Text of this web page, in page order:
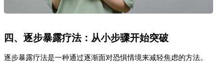
四、逐步暴露疗法：从小步骤开始突破
逐步暴露疗法是一种通过逐渐面对恐惧情境来减轻焦虑的方法。